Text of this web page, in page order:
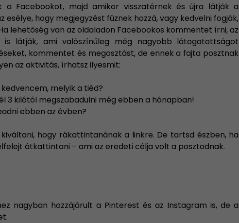
Facebookot, majd amikor visszatérnek és újra látják a
hogy megjegyzést fűznek hozzá, vagy kedvelni fogják,
lehetőség van az oldaladon Facebookos kommentet írni, az
látják, ami valószínűleg még nagyobb látogatottságot
kommentet és megosztást, de ennek a fajta posztnak
az aktivitás, írhatsz ilyesmit:
melyik a tiéd?
3 kilótól megszabadulni még ebben a hónapban!
ebben az évben?
hogy rákattintanának a linkre. De tartsd észben, ha
átkattintani – ami az eredeti célja volt a posztodnak.
nagyban hozzájárult a Pinterest és az Instagram is, de a